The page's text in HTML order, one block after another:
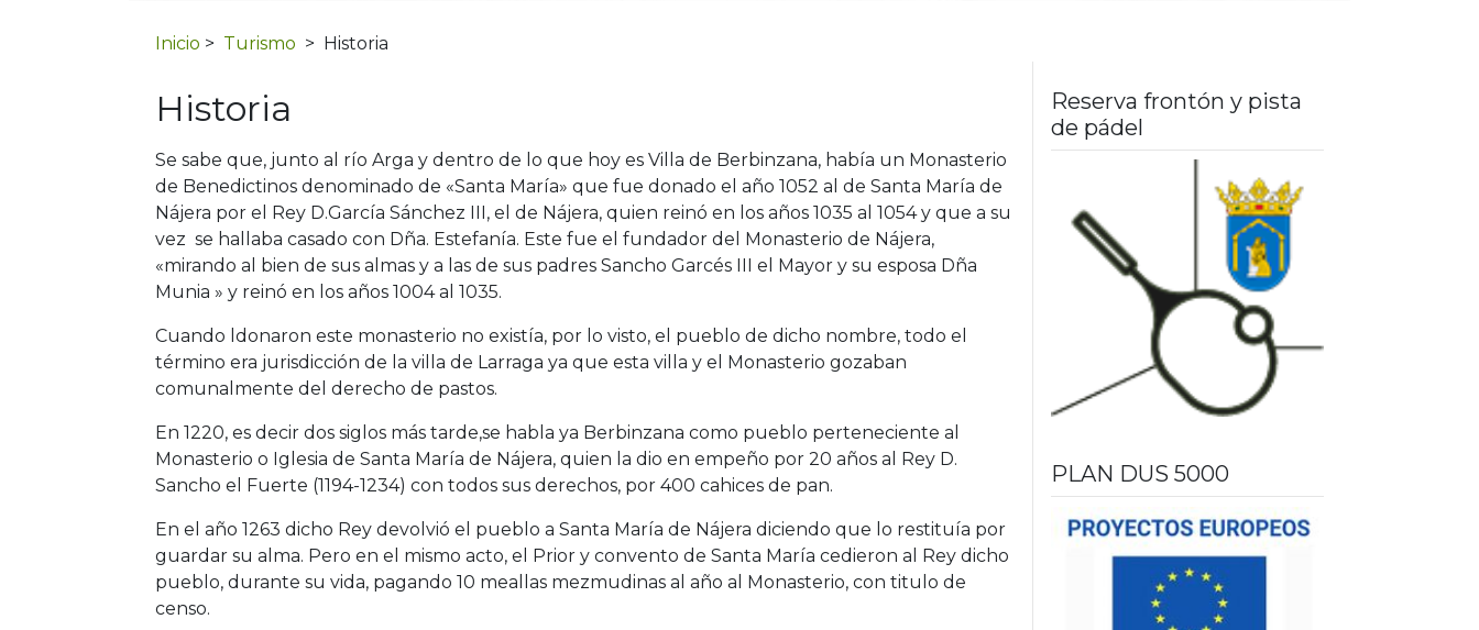
Inicio > Turismo > Historia
Historia
Se sabe que, junto al río Arga y dentro de lo que hoy es Villa de Berbinzana, había un Monasterio
de Benedictinos denominado de «Santa María» que fue donado el año 1052 al de Santa María de
Nájera por el Rey D.García Sánchez III, el de Nájera, quien reinó en los años 1035 al 1054 y que a su
vez se hallaba casado con Dña. Estefanía. Este fue el fundador del Monasterio de Nájera,
«mirando al bien de sus almas y a las de sus padres Sancho Garcés III el Mayor y su esposa Dña
Munia » y reinó en los años 1004 al 1035.
Cuando ldonaron este monasterio no existía, por lo visto, el pueblo de dicho nombre, todo el
término era jurisdicción de la villa de Larraga ya que esta villa y el Monasterio gozaban
comunalmente del derecho de pastos.
En 1220, es decir dos siglos más tarde,se habla ya Berbinzana como pueblo perteneciente al
Monasterio o Iglesia de Santa María de Nájera, quien la dio en empeño por 20 años al Rey D.
Sancho el Fuerte (1194-1234) con todos sus derechos, por 400 cahices de pan.
En el año 1263 dicho Rey devolvió el pueblo a Santa María de Nájera diciendo que lo restituía por
guardar su alma. Pero en el mismo acto, el Prior y convento de Santa María cedieron al Rey dicho
pueblo, durante su vida, pagando 10 meallas mezmudinas al año al Monasterio, con titulo de
censo.
Reserva frontón y pista
de pádel
PLAN DUS 5000